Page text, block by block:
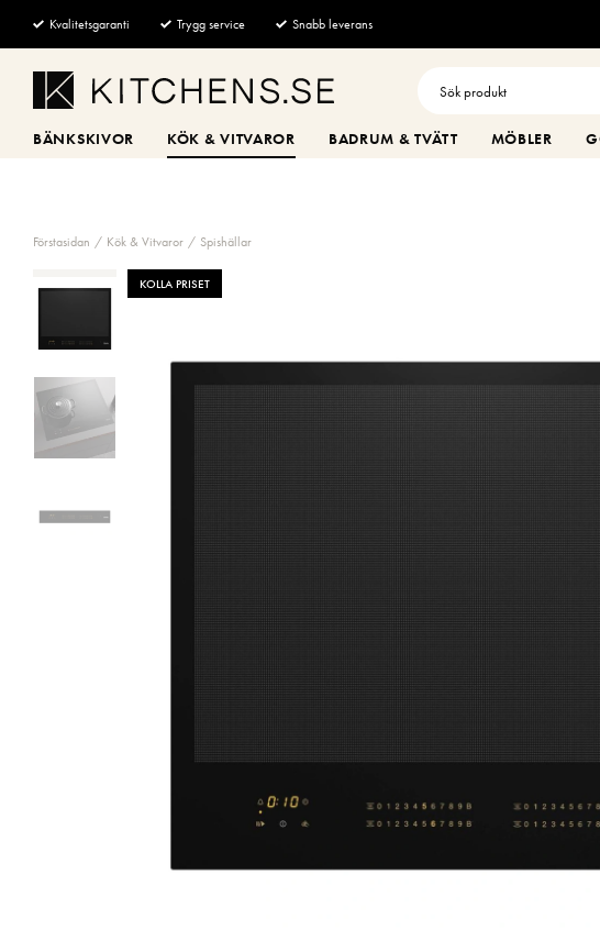
Kvalitetsgaranti Trygg service Snabb leverans
BÄNKSKIVOR KÖK & VITVAROR BADRUM & TVÄTT MÖBLER
Förstasidan Kök & Vitvaror Spishällar
KOLLA PRISET